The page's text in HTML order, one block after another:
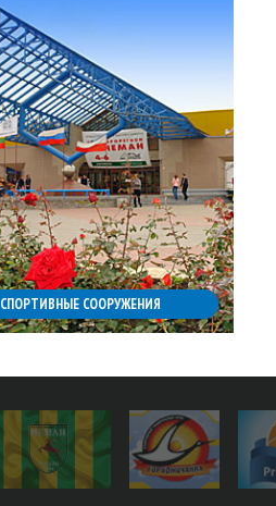
СПОРТИВНЫЕ СООРУЖЕНИЯ